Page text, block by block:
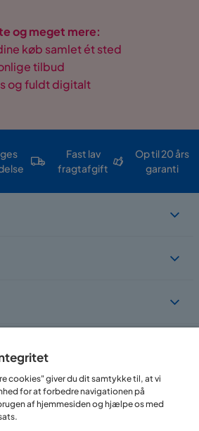
og meget mere:
køb samlet ét sted
tilbud
og fuldt digitalt
Fast lav
fragtafgift
Op til 20 års
garanti
flere forskellige lande
cookies" giver du dit samtykke til, at vi
for at forbedre navigationen på
af hjemmesiden og hjælpe os med